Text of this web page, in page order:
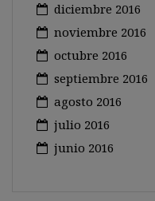
diciembre 2016
noviembre 2016
octubre 2016
septiembre 2016
agosto 2016
julio 2016
junio 2016